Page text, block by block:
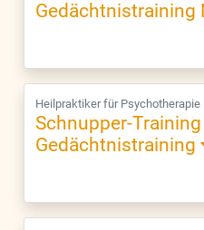
Heilpraktiker für Psychotherapie
Schnupper-
Gedächtnistraining